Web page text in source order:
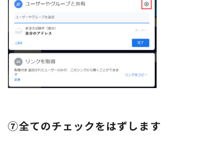
⑦全てのチェックをはずします